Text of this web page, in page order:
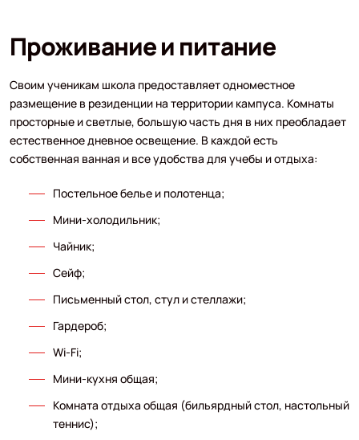
Проживание и питание
Своим ученикам школа предоставляет одноместное
размещение в резиденции на территории кампуса. Комнаты
просторные и светлые, большую часть дня в них преобладает
естественное дневное освещение. В каждой есть
собственная ванная и все удобства для учебы и отдыха:
Постельное белье и полотенца;
Мини-холодильник;
Чайник;
Сейф;
Письменный стол, стул и стеллажи;
Гардероб;
Wi-Fi;
Мини-кухня общая;
Комната отдыха общая (бильярдный стол, настольный
теннис);